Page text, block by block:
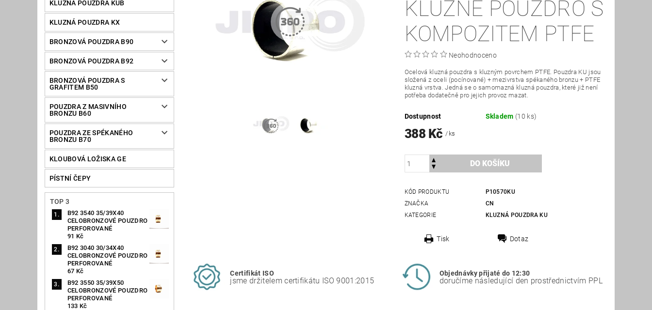
KLUZNÁ POUZDRA KUB
KLUZNÁ POUZDRA KX
BRONZOVÁ POUZDRA B90
BRONZOVÁ POUZDRA B92
BRONZOVÁ POUZDRA S
GRAFITEM B50
POUZDRA Z MASIVNÍHO
BRONZU B60
POUZDRA ZE SPÉKANÉHO
BRONZU B70
KLOUBOVÁ LOŽISKA GE
PÍSTNÍ ČEPY
TOP 3
B92 3540 35/39X40
CELOBRONZOVÉ POUZDRO
PERFOROVANÉ
91 Kč
B92 3040 30/34X40
CELOBRONZOVÉ POUZDRO
PERFOROVANÉ
67 Kč
B92 3550 35/39X50
CELOBRONZOVÉ POUZDRO
PERFOROVANÉ
133 Kč
KLUZNÉ POUZDRO S
KOMPOZITEM PTFE
Neohodnoceno
Ocelová kluzná pouzdra s kluzným povrchem PTFE. Pouzdra KU jsou
složená z oceli (pocínované) + mezivrstva spékaného bronzu + PTFE
kluzná vrstva. Jedná se o samomazná kluzná pouzdra, které již není
potřeba dodatečně pro jejich provoz mazat.
Dostupnost Skladem (10 ks)
388 Kč/ ks
KÓD PRODUKTU
P10570KU
ZNAČKA
CN
KATEGORIE
KLUZNÁ POUZDRA KU
Tisk Dotaz
Certifikát ISO
jsme držitelem certifikátu ISO 9001:2015
Objednávky přijaté do 12:30
doručíme následující den prostřednictvím PPL